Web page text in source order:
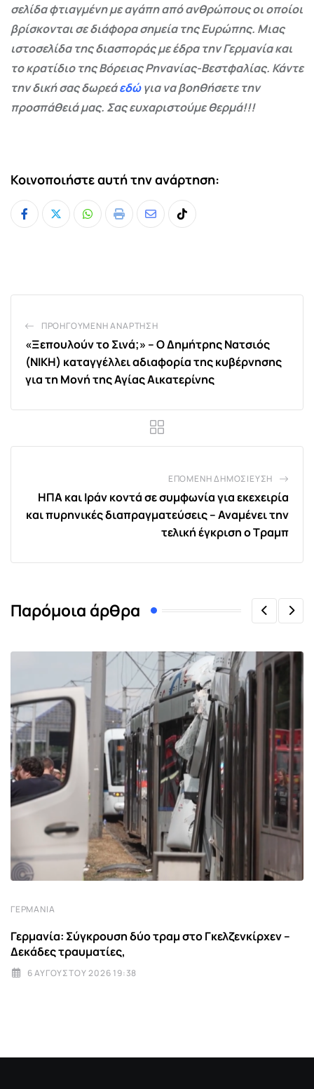
σελίδα φτιαγμένη με αγάπη από ανθρώπους οι οποίοι
βρίσκονται σε διάφορα σημεία της Ευρώπης. Μιας
ιστοσελίδα της διασποράς με έδρα την Γερμανία και
το κρατίδιο της Βόρειας Ρηνανίας-Βεστφαλίας. Κάντε
την δική σας δωρεάεδώγια να βοηθήσετε την
προσπάθειά μας. Σας ευχαριστούμε θερμά!!!
Κοινοποιήστε αυτή την ανάρτηση:
Whatsapp
Print
ShareTiktok
ΠΡΟΗΓΟΎΜΕΝΗ ΑΝΆΡΤΗΣΗ
«Ξεπουλούν το Σινά;» – Ο Δημήτρης Νατσιός
(ΝΙΚΗ) καταγγέλλει αδιαφορία της κυβέρνησης
για τη Μονή της Αγίας Αικατερίνης
ΕΠΌΜΕΝΗ ΔΗΜΟΣΊΕΥΣΗ
ΗΠΑ και Ιράν κοντά σε συμφωνία για εκεχειρία
και πυρηνικές διαπραγματεύσεις – Αναμένει την
τελική έγκριση ο Τραμπ
Παρόμοια άρθρα
ΓΕΡΜΑΝΊΑ
Γερμανία: Σύγκρουση δύο τραμ στο Γκελζενκίρχεν –
Δεκάδες τραυματίες,
6 ΑΥΓΟΎΣΤΟΥ 2026 19:38